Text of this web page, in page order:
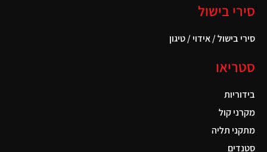
סירי בישול
סירי בישול / אידוי / טיגון
סטריאו
בידוריות
מקרני קול
מתקני תליה
סטנדים